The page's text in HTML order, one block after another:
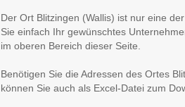
Der Ort Blitzingen (Wallis) ist nur eine
Sie einfach Ihr gewünschtes
im oberen Bereich dieser Seite.
Benötigen Sie die Adressen des Ortes
können Sie auch als Excel-Datei zum